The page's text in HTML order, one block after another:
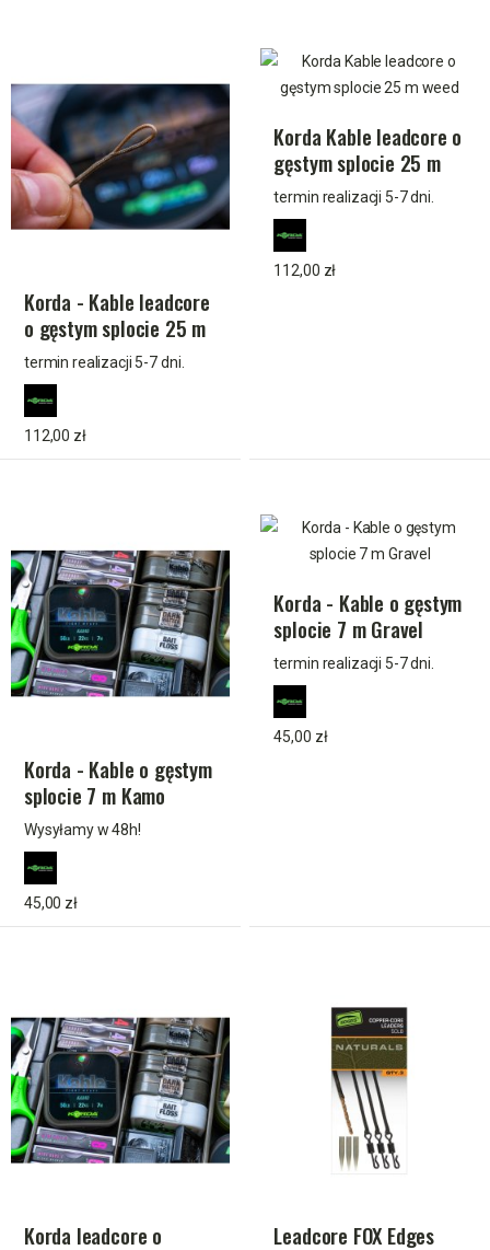
Korda - Kable leadcore
o gęstym splocie 25 m
Gravel
termin realizacji 5-7 dni.
112,00 zł
Korda Kable leadcore o
gęstym splocie 25 m
weed
termin realizacji 5-7 dni.
112,00 zł
Korda - Kable o gęstym
splocie 7 m Kamo
Wysyłamy w 48h!
45,00 zł
Korda - Kable o gęstym
splocie 7 m Gravel
termin realizacji 5-7 dni.
45,00 zł
Korda leadcore o
Leadcore FOX Edges